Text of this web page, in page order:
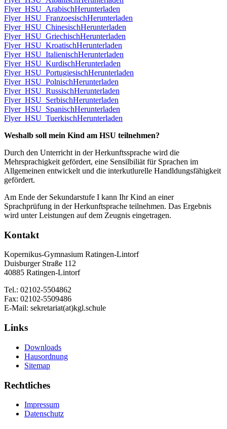
Flyer_HSU_ArabischHerunterladen
Flyer_HSU_FranzoesischHerunterladen
Flyer_HSU_ChinesischHerunterladen
Flyer_HSU_GriechischHerunterladen
Flyer_HSU_KroatischHerunterladen
Flyer_HSU_ItalienischHerunterladen
Flyer_HSU_KurdischHerunterladen
Flyer_HSU_PortugiesischHerunterladen
Flyer_HSU_PolnischHerunterladen
Flyer_HSU_RussischHerunterladen
Flyer_HSU_SerbischHerunterladen
Flyer_HSU_SpanischHerunterladen
Flyer_HSU_TuerkischHerunterladen
Weshalb soll mein Kind am HSU teilnehmen?
Durch den Unterricht in der Herkunftssprache wird die
Mehrsprachigkeit gefördert, eine Sensilbiliät für Sprachen im
Allgemeinen entwickelt und die interkutlurelle Handldungsfähigkeit
gefördert.
Am Ende der Sekundarstufe I kann Ihr Kind an einer
Sprachprüfung in der Herkunftsprache teilnehmen. Das Ergebnis
wird unter Leistungen auf dem Zeugnis eingetragen.
Kontakt
Kopernikus-Gymnasium Ratingen-Lintorf
Duisburger Straße 112
40885 Ratingen-Lintorf
Tel.: 02102-5504862
Fax: 02102-5509486
E-Mail: sekretariat(at)kgl.schule
Links
Downloads
Hausordnung
Sitemap
Rechtliches
Impressum
Datenschutz